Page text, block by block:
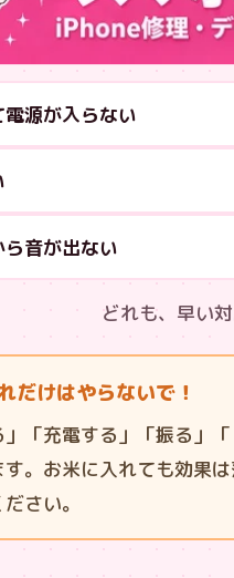
源が入らない
音が出ない
どれも、早い
だけはやらないで！
」「充電する」「振る」
。お米に入れても効果
さい。